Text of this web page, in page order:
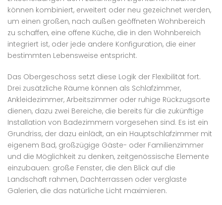
können kombiniert, erweitert oder neu gezeichnet werden,
um einen großen, nach außen geöffneten Wohnbereich
zu schaffen, eine offene Küche, die in den Wohnbereich
integriert ist, oder jede andere Konfiguration, die einer
bestimmten Lebensweise entspricht.
Das Obergeschoss setzt diese Logik der Flexibilität fort.
Drei zusätzliche Räume können als Schlafzimmer,
Ankleidezimmer, Arbeitszimmer oder ruhige Rückzugsorte
dienen, dazu zwei Bereiche, die bereits für die zukünftige
Installation von Badezimmern vorgesehen sind. Es ist ein
Grundriss, der dazu einlädt, an ein Hauptschlafzimmer mit
eigenem Bad, großzügige Gäste- oder Familienzimmer
und die Möglichkeit zu denken, zeitgenössische Elemente
einzubauen: große Fenster, die den Blick auf die
Landschaft rahmen, Dachterrassen oder verglaste
Galerien, die das natürliche Licht maximieren.